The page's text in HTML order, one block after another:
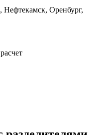
Оренбург,